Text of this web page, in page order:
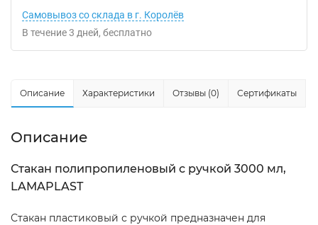
Самовывоз со склада в г. Королёв
В течение3 дней Бесплатно
Описание Характеристики Отзывы (0) Сертификаты
Описание
Стакан полипропиленовый с ручкой 3000 мл,
LAMAPLAST
Стакан пластиковый с ручкой предназначен для